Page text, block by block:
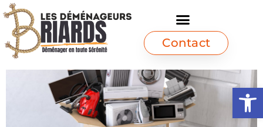
Ouvrir
Contact